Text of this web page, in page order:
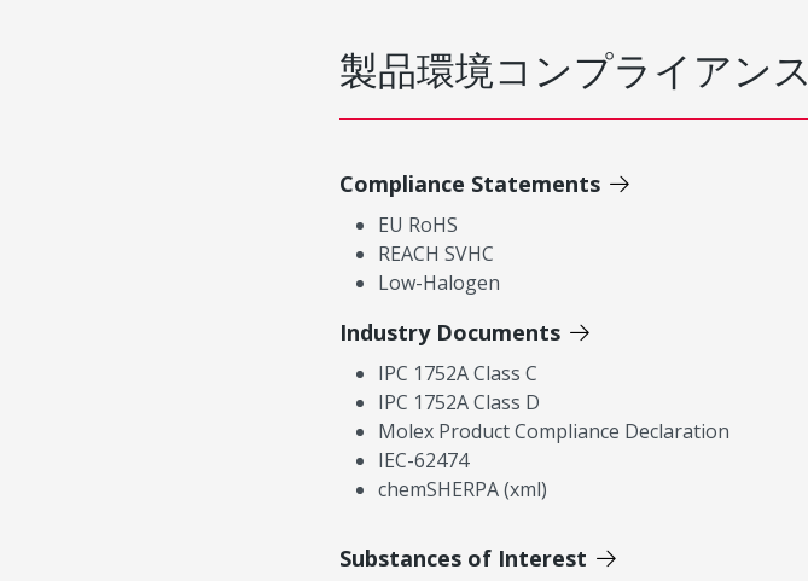
製品環境コンプライアンス
Compliance Statements
EU RoHS
REACH SVHC
Low-Halogen
Industry Documents
IPC 1752A Class C
IPC 1752A Class D
Molex Product Compliance Declaration
IEC-62474
chemSHERPA (xml)
Substances of Interest